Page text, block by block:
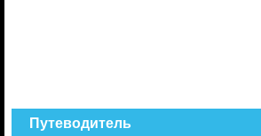
Путеводитель